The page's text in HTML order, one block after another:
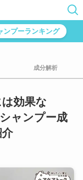
ンプーランキング
成分解析
は効果な
ャンプー成